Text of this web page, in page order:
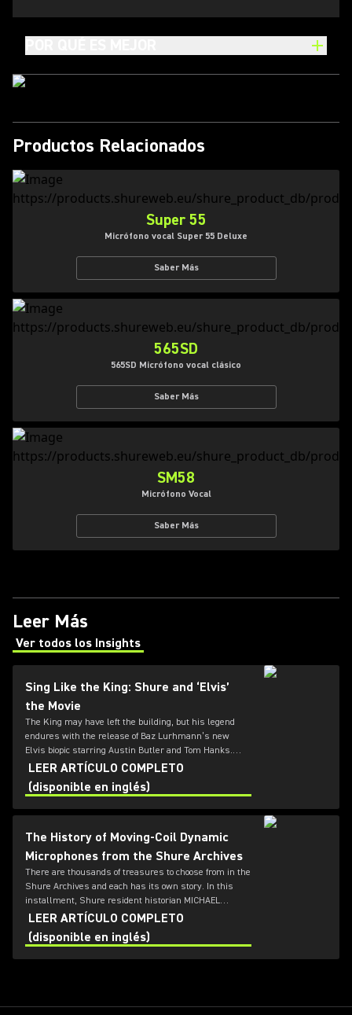
Productos Relacionados
Super 55
Micrófono vocal Super 55 Deluxe
Saber Más
565SD
565SD Micrófono vocal clásico
Saber Más
SM58
Micrófono Vocal
Saber Más
Leer Más
Ver todos los Insights
(Opens in a new tab)
Sing Like the King: Shure and ‘Elvis’
the Movie
The King may have left the building, but his legend
endures with the release of Baz Lurhmann’s new
Elvis biopic starring Austin Butler and Tom Hanks.
Shure Historian Michael Pettersen explains how he
helped keep the mics in the movie legit.
LEER ARTÍCULO COMPLETO
(disponible en inglés)
The History of Moving-Coil Dynamic
Microphones from the Shure Archives
There are thousands of treasures to choose from in the
Shure Archives and each has its own story. In this
installment, Shure resident historian MICHAEL
PETTERSEN explores the development of dynamic
microphones using moving-coil technology.
LEER ARTÍCULO COMPLETO
(disponible en inglés)